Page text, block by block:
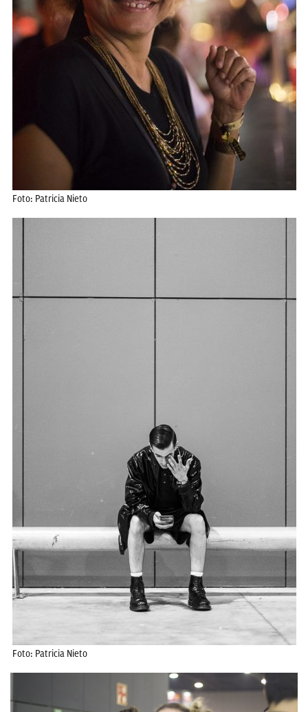
Foto: Patricia Nieto
Foto: Patricia Nieto